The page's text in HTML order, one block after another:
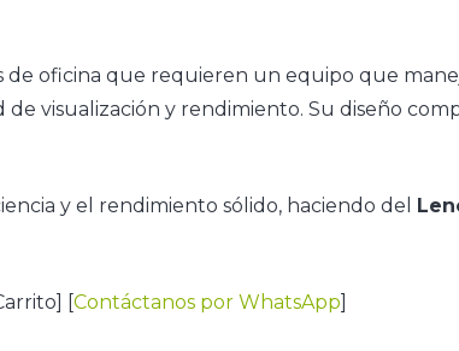
oficina que requieren un equipo que
visualización y rendimiento. Su diseño
y el rendimiento sólido, haciendo del
[Contáctanos por WhatsApp]